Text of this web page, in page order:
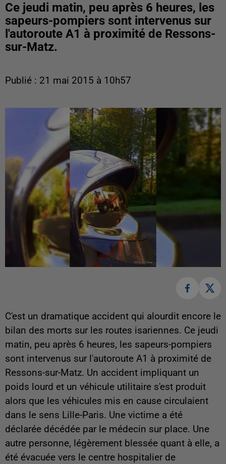
Ce jeudi matin, peu après 6 heures, les
sapeurs-pompiers sont intervenus sur
l'autoroute A1 à proximité de Ressons-
sur-Matz.
Publié : 21 mai 2015 à 10h57
C'est un dramatique accident qui alourdit encore le
bilan des morts sur les routes isariennes. Ce jeudi
matin, peu après 6 heures, les sapeurs-pompiers
sont intervenus sur l'autoroute A1 à proximité de
Ressons-sur-Matz. Un accident impliquant un
poids lourd et un véhicule utilitaire s'est produit
alors que les véhicules mis en cause circulaient
dans le sens Lille-Paris. Une victime a été
déclarée décédée par le médecin sur place. Une
autre personne, légèrement blessée quant à elle, a
été évacuée vers le centre hospitalier de